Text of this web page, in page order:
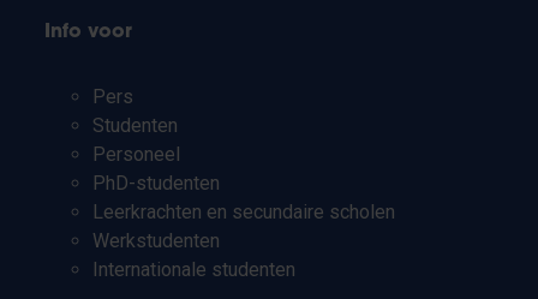
Info voor
Pers
Studenten
Personeel
PhD-studenten
Leerkrachten en secundaire scholen
Werkstudenten
Internationale studenten